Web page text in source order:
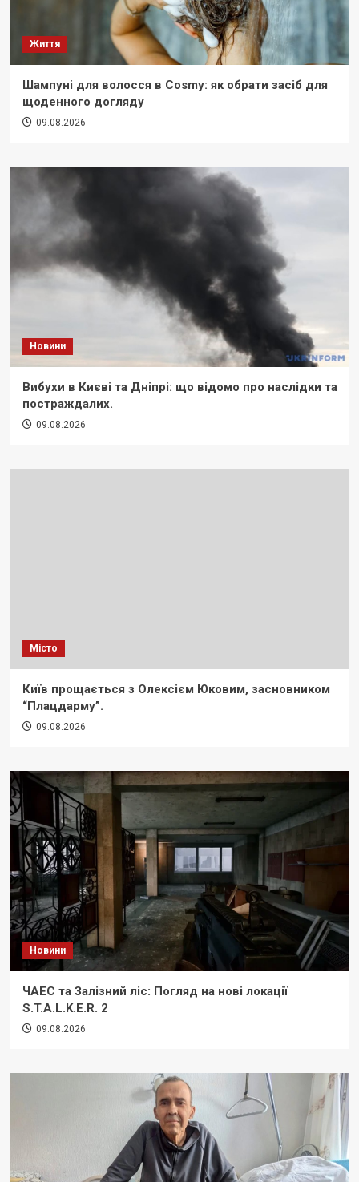
Життя
Шампуні для волосся в Cosmy: як обрати засіб для
щоденного догляду
09.08.2026
Новини
Вибухи в Києві та Дніпрі: що відомо про наслідки та
постраждалих.
09.08.2026
Місто
Київ прощається з Олексієм Юковим, засновником
“Плацдарму”.
09.08.2026
Новини
ЧАЕС та Залізний ліс: Погляд на нові локації
S.T.A.L.K.E.R. 2
09.08.2026